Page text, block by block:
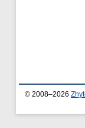
© 2008–2026